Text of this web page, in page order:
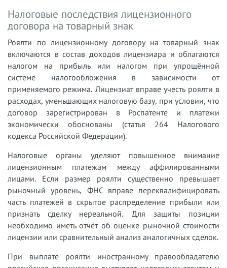
Налоговые последствия лицензионного
договора на товарный знак
Роялти по лицензионному договору на товарный знак
включаются в состав доходов лицензиара и облагаются
налогом на прибыль или налогом при упрощённой
системе налогообложения в зависимости от
применяемого режима. Лицензиат вправе учесть роялти в
расходах, уменьшающих налоговую базу, при условии, что
договор зарегистрирован в Роспатенте и платежи
экономически обоснованы (статья 264 Налогового
кодекса Российской Федерации).
Налоговые органы уделяют повышенное внимание
лицензионным платежам между аффилированными
лицами. Если размер роялти существенно превышает
рыночный уровень, ФНС вправе переквалифицировать
часть платежей в скрытое распределение прибыли или
признать сделку нереальной. Для защиты позиции
необходимо иметь отчёт об оценке рыночной стоимости
лицензии или сравнительный анализ аналогичных сделок.
При выплате роялти иностранному правообладателю